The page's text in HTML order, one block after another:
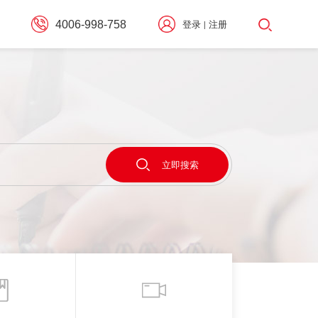
4006-998-758 登录 | 注册
立即搜索